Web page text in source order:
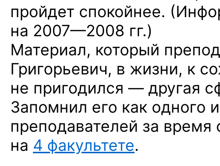
пройдет спокойнее.
на 2007—2008 гг.)
Материал, который
Григорьевич, в жизни, к
не пригодился — другая
Запомнил его как одного
преподавателей за время
на 4 факультете.